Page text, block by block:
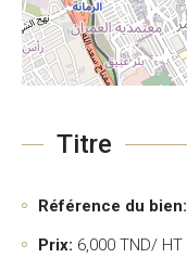
Titre
Référence du bien:
Prix: 6,000 TND/ HT